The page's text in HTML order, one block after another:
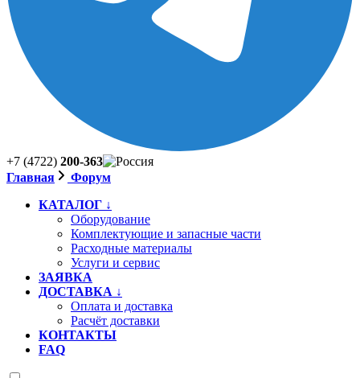
+7 (4722) 200-363
Главная
Форум
КАТАЛОГ ↓
Оборудование
Комплектующие и запасные части
Расходные материалы
Услуги и сервис
ЗАЯВКА
ДОСТАВКА ↓
Оплата и доставка
Расчёт доставки
КОНТАКТЫ
FAQ